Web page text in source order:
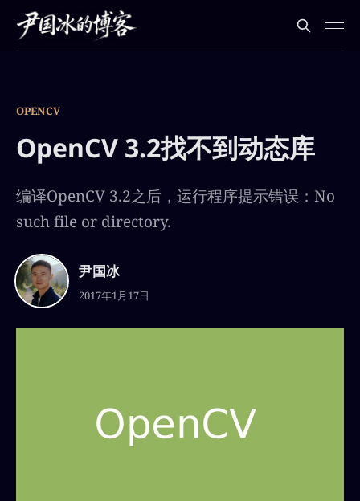
OPENCV
OpenCV 3.2找不到动态库
编译OpenCV 3.2之后，运行程序提示错误：No
such file or directory.
尹国冰
2017年1月17日